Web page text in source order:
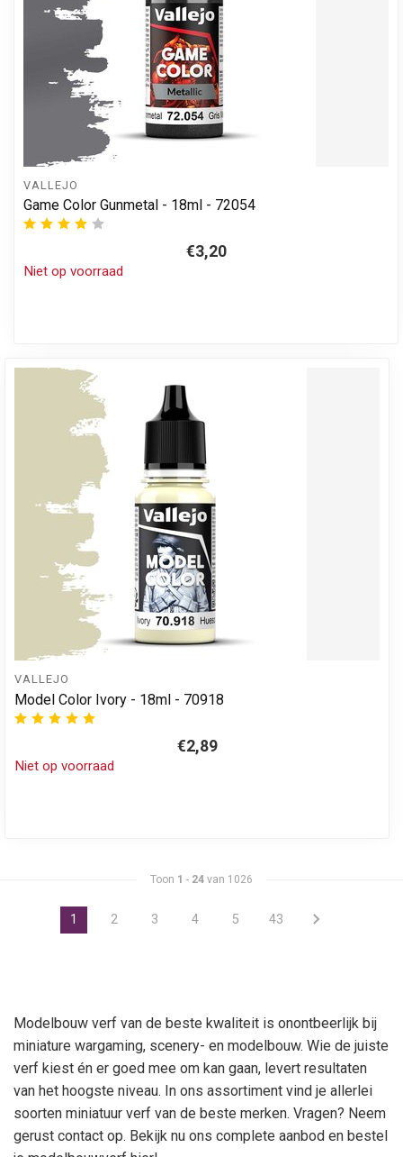
VALLEJO
Game Color Gunmetal - 18ml - 72054
€3,20
Niet op voorraad
VALLEJO
Model Color Ivory - 18ml - 70918
€2,89
Niet op voorraad
Toon 1 - 24 van 1026
1 2 3 4 5 43
Modelbouw verf van de beste kwaliteit is onontbeerlijk bij
miniature wargaming, scenery- en modelbouw. Wie de juiste
verf kiest én er goed mee om kan gaan, levert resultaten
van het hoogste niveau. In ons assortiment vind je allerlei
soorten miniatuur verf van de beste merken. Vragen? Neem
gerust contact op. Bekijk nu ons complete aanbod en bestel